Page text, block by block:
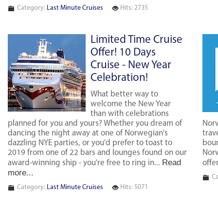
Category: Last Minute Cruises Hits: 2735
Limited Time Cruise
Offer! 10 Days
Cruise - New Year
Сelebration!
What better way to
welcome the New Year
than with celebrations
planned for you and yours? Whether you dream of
dancing the night away at one of Norwegian's
dazzling NYE parties, or you'd prefer to toast to
2019 from one of 22 bars and lounges found on our
award-winning ship - you're free to ring in... Read
more...
Category: Last Minute Cruises Hits: 5071